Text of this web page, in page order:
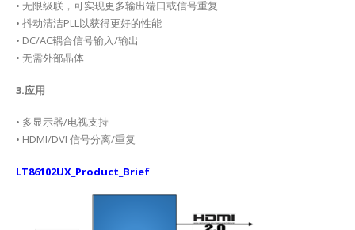
• 无限级联，可实现更多输出端口或信号重复
• 抖动清洁PLL以获得更好的性能
• DC/AC耦合信号输入/输出
• 无需外部晶体
3.应用
• 多显示器/电视支持
• HDMI/DVI 信号分离/重复
LT86102UX_Product_Brief